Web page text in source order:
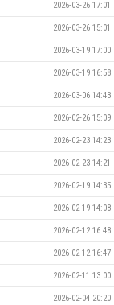
2026-03-26 17:01
2026-03-26 15:01
2026-03-19 17:00
2026-03-19 16:58
2026-03-06 14:43
2026-02-26 15:09
2026-02-23 14:23
2026-02-23 14:21
2026-02-19 14:35
2026-02-19 14:08
2026-02-12 16:48
2026-02-12 16:47
2026-02-11 13:00
2026-02-04 20:20